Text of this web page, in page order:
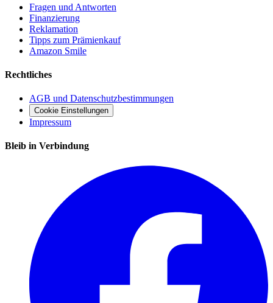
Fragen und Antworten
Finanzierung
Reklamation
Tipps zum Prämienkauf
Amazon Smile
Rechtliches
AGB und Datenschutzbestimmungen
Cookie Einstellungen
Impressum
Bleib in Verbindung